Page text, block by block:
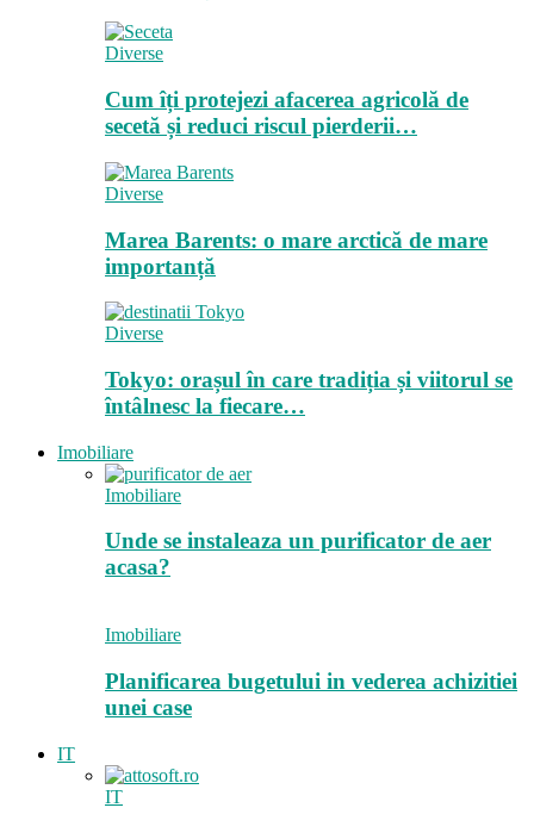
Diverse
Cum îți protejezi afacerea agricolă de
secetă și reduci riscul pierderii…
Diverse
Marea Barents: o mare arctică de mare
importanță
Diverse
Tokyo: orașul în care tradiția și viitorul se
întâlnesc la fiecare…
Imobiliare
Imobiliare
Unde se instaleaza un purificator de aer
acasa?
Imobiliare
Planificarea bugetului in vederea achizitiei
unei case
IT
IT